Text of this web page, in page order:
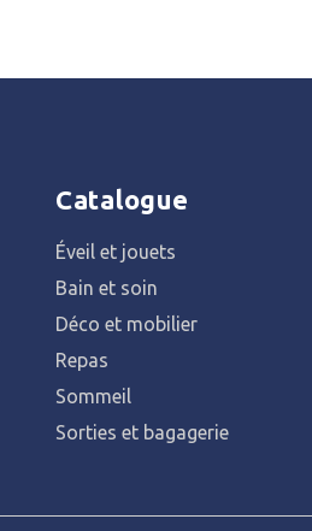
Catalogue
Éveil et jouets
Bain et soin
Déco et mobilier
Repas
Sommeil
Sorties et bagagerie